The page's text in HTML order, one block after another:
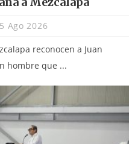
Ago 2026
reconocen a Juan
hombre que ...